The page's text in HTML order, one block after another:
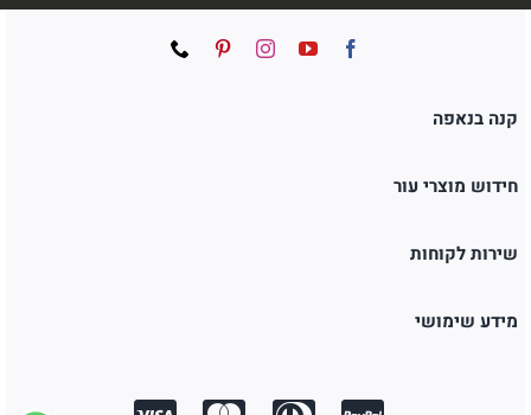
קנה בנאפה
חידוש מוצרי עור
שירות לקוחות
מידע שימושי